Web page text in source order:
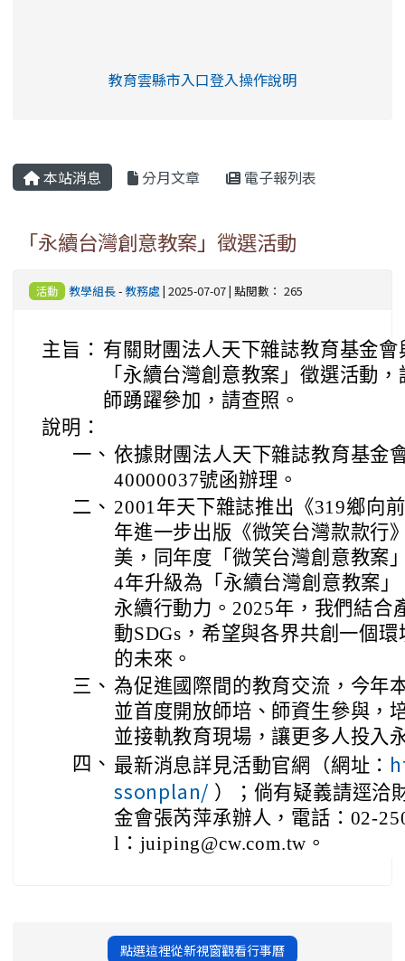
link to https://eliteracy.edu.tw/Shorts/
教育雲縣市入口登入操作說明
本站消息 分月文章 電子報列表
「永續台灣創意教案」徵選活動
活動 教學組長-教務處 | 2025-07-07 | 點閱數： 265
主旨： 有關財團法人天下雜誌教育基金
「永續台灣創意教案」徵選活動
師踴躍參加，請查照。
說明：
一、 依據財團法人天下雜誌教育基金
40000037號函辦理。
二、 2001年天下雜誌推出《319鄉向
年進一步出版《微笑台灣款款行
美，同年度「微笑台灣創意教案
4年升級為「永續台灣創意教案
永續行動力。2025年，我們結合
動SDGs，希望與各界共創一個
的未來。
三、 為促進國際間的教育交流，今年
並首度開放師培、師資生參與，
並接軌教育現場，讓更多人投入
四、 最新消息詳見活動官網（網址：
ssonplan/ ）；倘有疑義請逕洽
金會張芮萍承辦人，電話：02-
l：juiping@cw.com.tw。
點選這裡從新視窗觀看行事曆